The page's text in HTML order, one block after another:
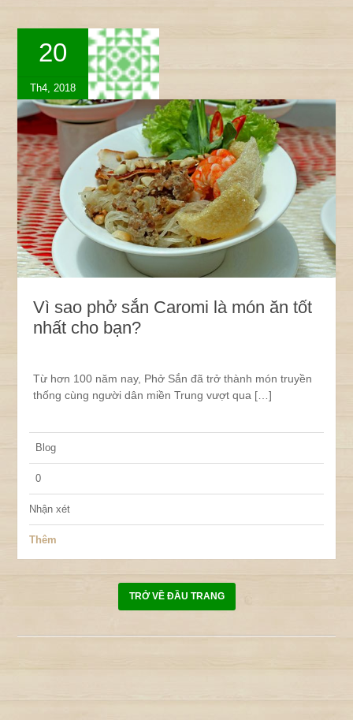
20
Th4, 2018
Vì sao phở sắn Caromi là món ăn tốt
nhất cho bạn?
Từ hơn 100 năm nay, Phở Sắn đã trở thành món truyền
thống cùng người dân miền Trung vượt qua […]
Blog
0
Nhận xét
Thêm
TRỞ VỀ ĐẦU TRANG